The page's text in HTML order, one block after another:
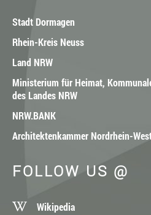
Stadt Dormagen
Rhein-Kreis Neuss
Land NRW
Ministerium für Heimat,
des Landes NRW
NRW.BANK
Architektenkammer Nordrhein-
FOLLOW US @
Wikipedia